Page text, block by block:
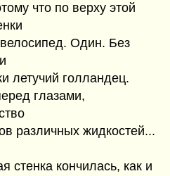
что по верху этой
Один. Без
летучий голландец.
глазами,
различных жидкостей...
стенка кончилась, как и